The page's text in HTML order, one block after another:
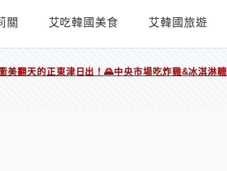
關 艾吃韓國美食 艾韓國旅遊
美翻天的正東津日出！🌄中央市場吃炸雞&冰淇淋糖